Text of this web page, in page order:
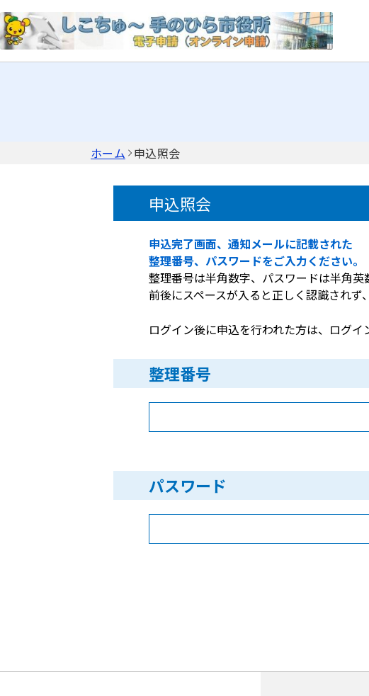
ホーム 申込照会
申込照会
申込完了画面、通知メールに記載された
整理番号、パスワードをご入力ください。
整理番号は半角数字、パスワードは半角英
前後にスペースが入ると正しく認識されず
ログイン後に申込を行われた方は、ログ
整理番号
パスワード